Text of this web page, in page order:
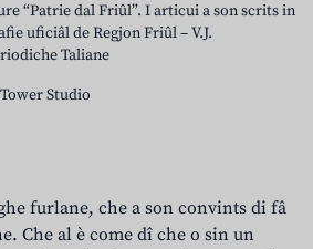
“Patrie dal Friûl”. I articui a son scrits in
uficiâl de Regjon Friûl – V.J.
Taliane
Studio
furlane, che a son convints di fâ
Che al è come dî che o sin un